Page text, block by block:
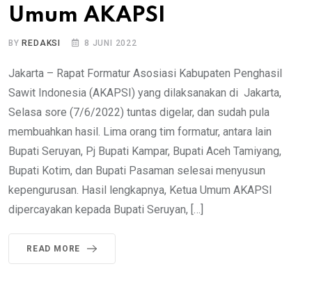
Umum AKAPSI
BYREDAKSI 8 JUNI 2022
Jakarta – Rapat Formatur Asosiasi Kabupaten Penghasil
Sawit Indonesia (AKAPSI) yang dilaksanakan di Jakarta,
Selasa sore (7/6/2022) tuntas digelar, dan sudah pula
membuahkan hasil. Lima orang tim formatur, antara lain
Bupati Seruyan, Pj Bupati Kampar, Bupati Aceh Tamiyang,
Bupati Kotim, dan Bupati Pasaman selesai menyusun
kepengurusan. Hasil lengkapnya, Ketua Umum AKAPSI
dipercayakan kepada Bupati Seruyan, […]
READ MORE